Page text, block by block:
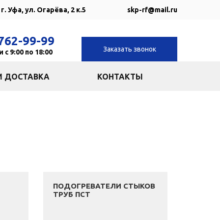
г. Уфа, ул. Огарёва, 2 к.5 skp-rf@mail.ru
99-99
9:00 по 18:00 Заказать звонок
ДОСТАВКА КОНТАКТЫ
ПОДОГРЕВАТЕЛИ СТЫКОВ
ТРУБ ПСТ